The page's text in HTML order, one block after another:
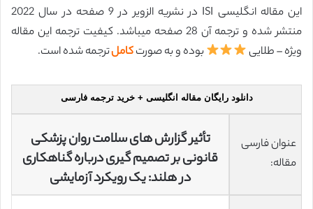
این مقاله انگلیسی ISI در نشریه الزویر در 9 صفحه در سال 2022
منتشر شده و ترجمه آن 28 صفحه میباشد. کیفیت ترجمه این مقاله
ویژه – طلایی
بوده و به صورتکاملترجمه شده است.
دانلود رایگان مقاله انگلیسی + خرید ترجمه فارسی
عنوان فارسی
مقاله:
تأثیر گزارش های سلامت روان پزشکی
قانونی بر تصمیم گیری درباره گناهکاری
در هلند: یک رویکرد آزمایشی